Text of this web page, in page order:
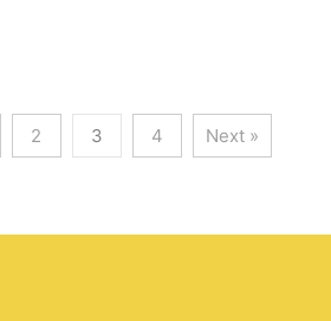
2 3 4 Next »